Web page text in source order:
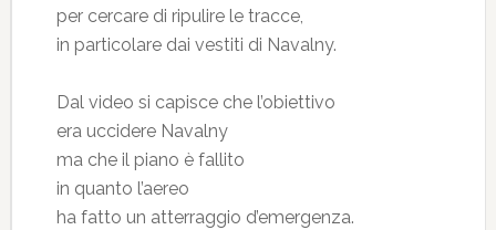
per cercare di ripulire le tracce,
in particolare dai vestiti di Navalny.
Dal video si capisce che l’obiettivo
era uccidere Navalny
ma che il piano è fallito
in quanto l’aereo
ha fatto un atterraggio d’emergenza.